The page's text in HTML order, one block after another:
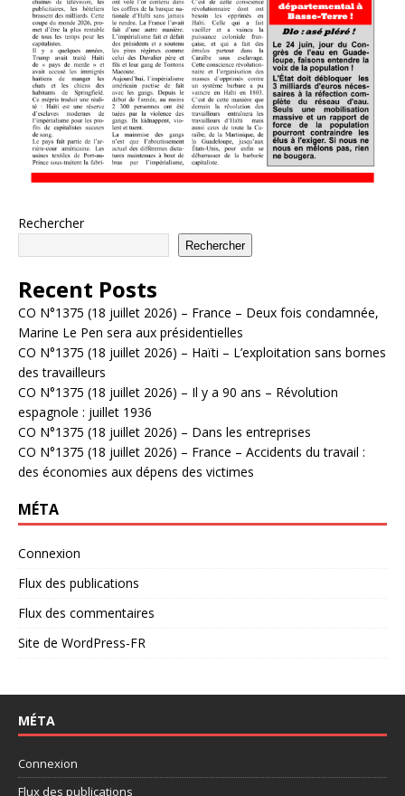
Rechercher
Rechercher
Recent Posts
CO N°1375 (18 juillet 2026) – France – Deux fois condamnée,
Marine Le Pen sera aux présidentielles
CO N°1375 (18 juillet 2026) – Haïti – L’exploitation sans bornes
des travailleurs
CO N°1375 (18 juillet 2026) – Il y a 90 ans – Révolution
espagnole : juillet 1936
CO N°1375 (18 juillet 2026) – Dans les entreprises
CO N°1375 (18 juillet 2026) – France – Accidents du travail :
des économies aux dépens des victimes
MÉTA
Connexion
Flux des publications
Flux des commentaires
Site de WordPress-FR
MÉTA
Connexion
Flux des publications